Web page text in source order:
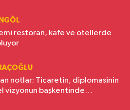
restoran, kafe ve otellerde
notlar: Ticaretin, diplomasinin
vizyonun başkentinde